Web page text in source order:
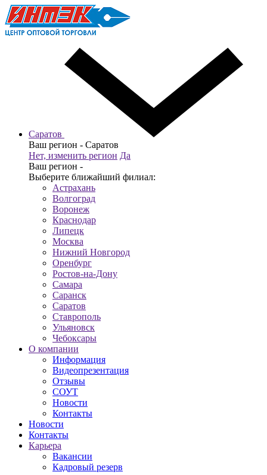
Саратов
Ваш регион - Саратов
Нет, изменить регион Да
Ваш регион -
Выберите ближайший филиал:
Астрахань
Волгоград
Воронеж
Краснодар
Липецк
Москва
Нижний Новгород
Оренбург
Ростов-на-Дону
Самара
Саранск
Саратов
Ставрополь
Ульяновск
Чебоксары
О компании
Информация
Видеопрезентация
Отзывы
СОУТ
Новости
Контакты
Новости
Контакты
Карьера
Вакансии
Кадровый резерв